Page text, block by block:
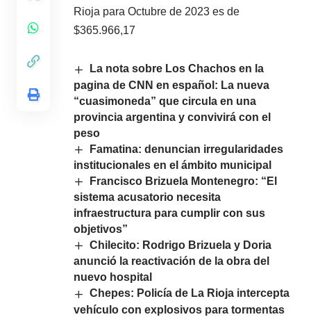
Rioja para Octubre de 2023 es de
$365.966,17
La nota sobre Los Chachos en la
pagina de CNN en español: La nueva
“cuasimoneda” que circula en una
provincia argentina y convivirá con el
peso
Famatina: denuncian irregularidades
institucionales en el ámbito municipal
Francisco Brizuela Montenegro: “El
sistema acusatorio necesita
infraestructura para cumplir con sus
objetivos”
Chilecito: Rodrigo Brizuela y Doria
anunció la reactivación de la obra del
nuevo hospital
Chepes: Policía de La Rioja intercepta
vehículo con explosivos para tormentas